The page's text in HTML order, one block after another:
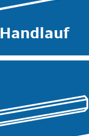
Handlauf